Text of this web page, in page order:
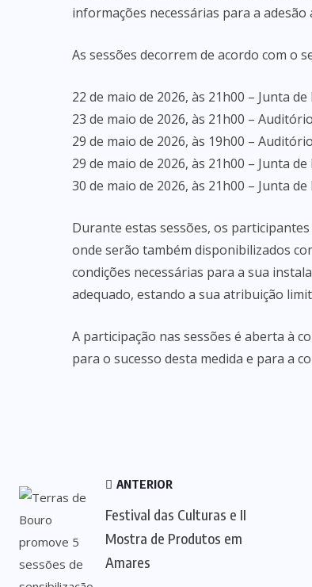
informações necessárias para a adesão
As sessões decorrem de acordo com o
22 de maio de 2026, às 21h00 – Junta
23 de maio de 2026, às 21h00 –
29 de maio de 2026, às 19h00 –
29 de maio de 2026, às 21h00 – Junta
30 de maio de 2026, às 21h00 – Junta
Durante estas sessões, os
onde serão também disponibilizados
condições necessárias para a sua
adequado, estando a sua atribuição
A participação nas sessões é aberta à
para o sucesso desta medida e para a
ANTERIOR
Festival das Culturas e II
Mostra de Produtos em
Amares